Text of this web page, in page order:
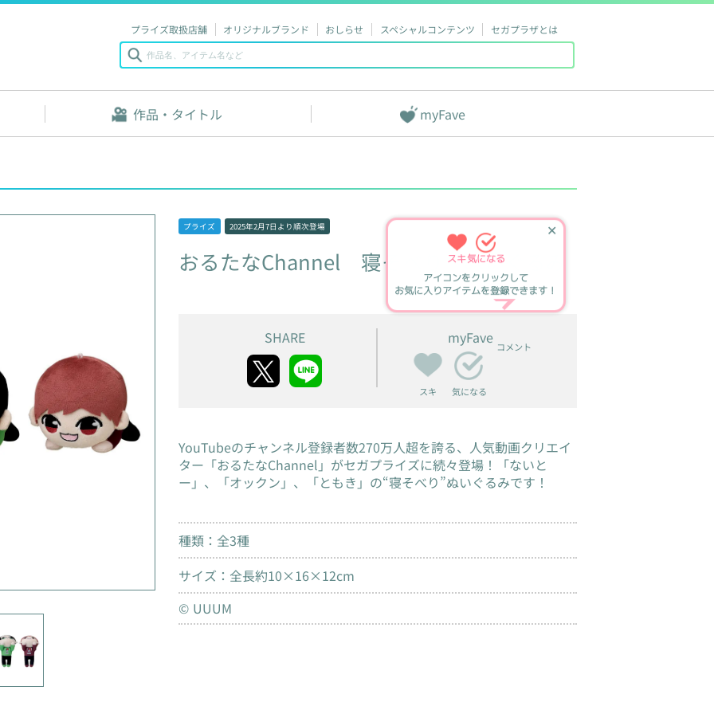
プライズ取扱店舗 オリジナルブランド おしらせ スペシャルコンテンツ セガプラザとは
作品・タイトル myFave
プライズ 2025年2月7日 より順次登場
おるたなChannel 寝そべり ぬいぐるみ
✕
スキ気になる
アイコンをクリックして
お気に入りアイテムを登録できます！
SHARE myFave
スキ 気になる
コメント
YouTubeのチャンネル登録者数270万人超を誇る、人気動画クリエイ
ター「おるたなChannel」がセガプライズに続々登場！「ないと
ー」、「オックン」、「ともき」の“寝そべり”ぬいぐるみです！
種類：全3種
サイズ：全長約10×16×12cm
© UUUM